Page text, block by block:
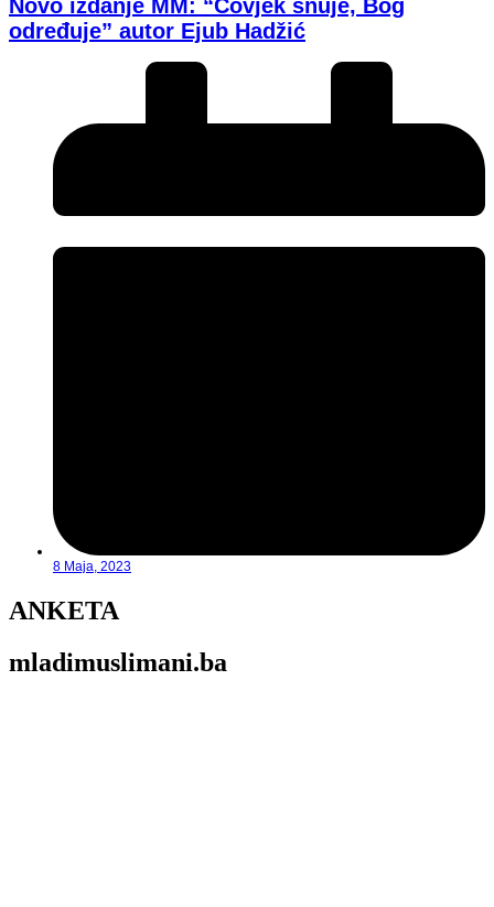
Novo izdanje MM: “Čovjek snuje, Bog
određuje” autor Ejub Hadžić
8 Maja, 2023
ANKETA
mladimuslimani.ba